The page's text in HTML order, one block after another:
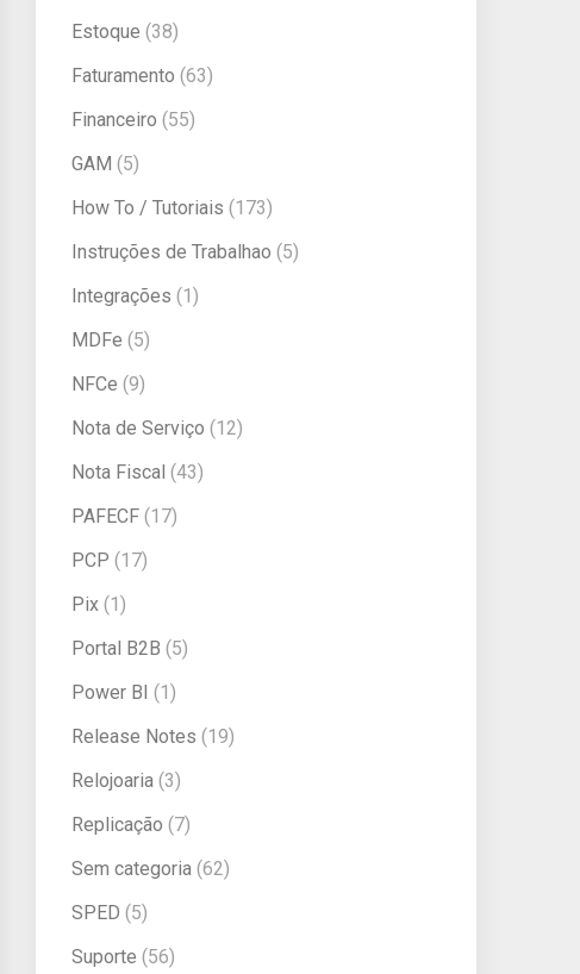
Estoque (38)
Faturamento (63)
Financeiro (55)
GAM (5)
How To / Tutoriais (173)
Instruções de Trabalhao (5)
Integrações (1)
MDFe (5)
NFCe (9)
Nota de Serviço (12)
Nota Fiscal (43)
PAFECF (17)
PCP (17)
Pix (1)
Portal B2B (5)
Power BI (1)
Release Notes (19)
Relojoaria (3)
Replicação (7)
Sem categoria (62)
SPED (5)
Suporte (56)